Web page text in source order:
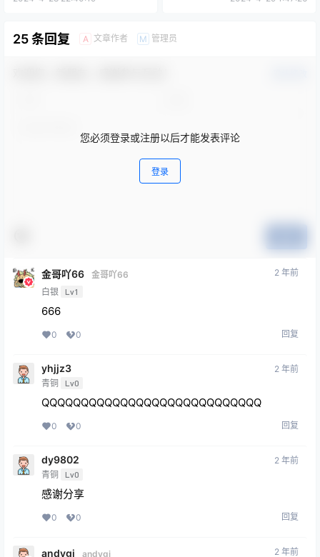
25 条回复 A 文章作者 M 管理员
您必须登录或注册以后才能发表评论
登录
金哥吖66
金哥吖66
白银
Lv1
2 年前
666
0 0 回复
yhjjz3
青铜 Lv0
2 年前
QQQQQQQQQQQQQQQQQQQQQQQQQQQQ
0 0 回复
dy9802
青铜 Lv0
2 年前
感谢分享
0 0 回复
andygj andygj 2 年前